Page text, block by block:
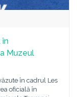
în
Muzeul
în cadrul Les
oficială în